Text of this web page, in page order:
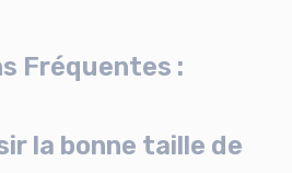
Fréquentes :
la bonne taille de